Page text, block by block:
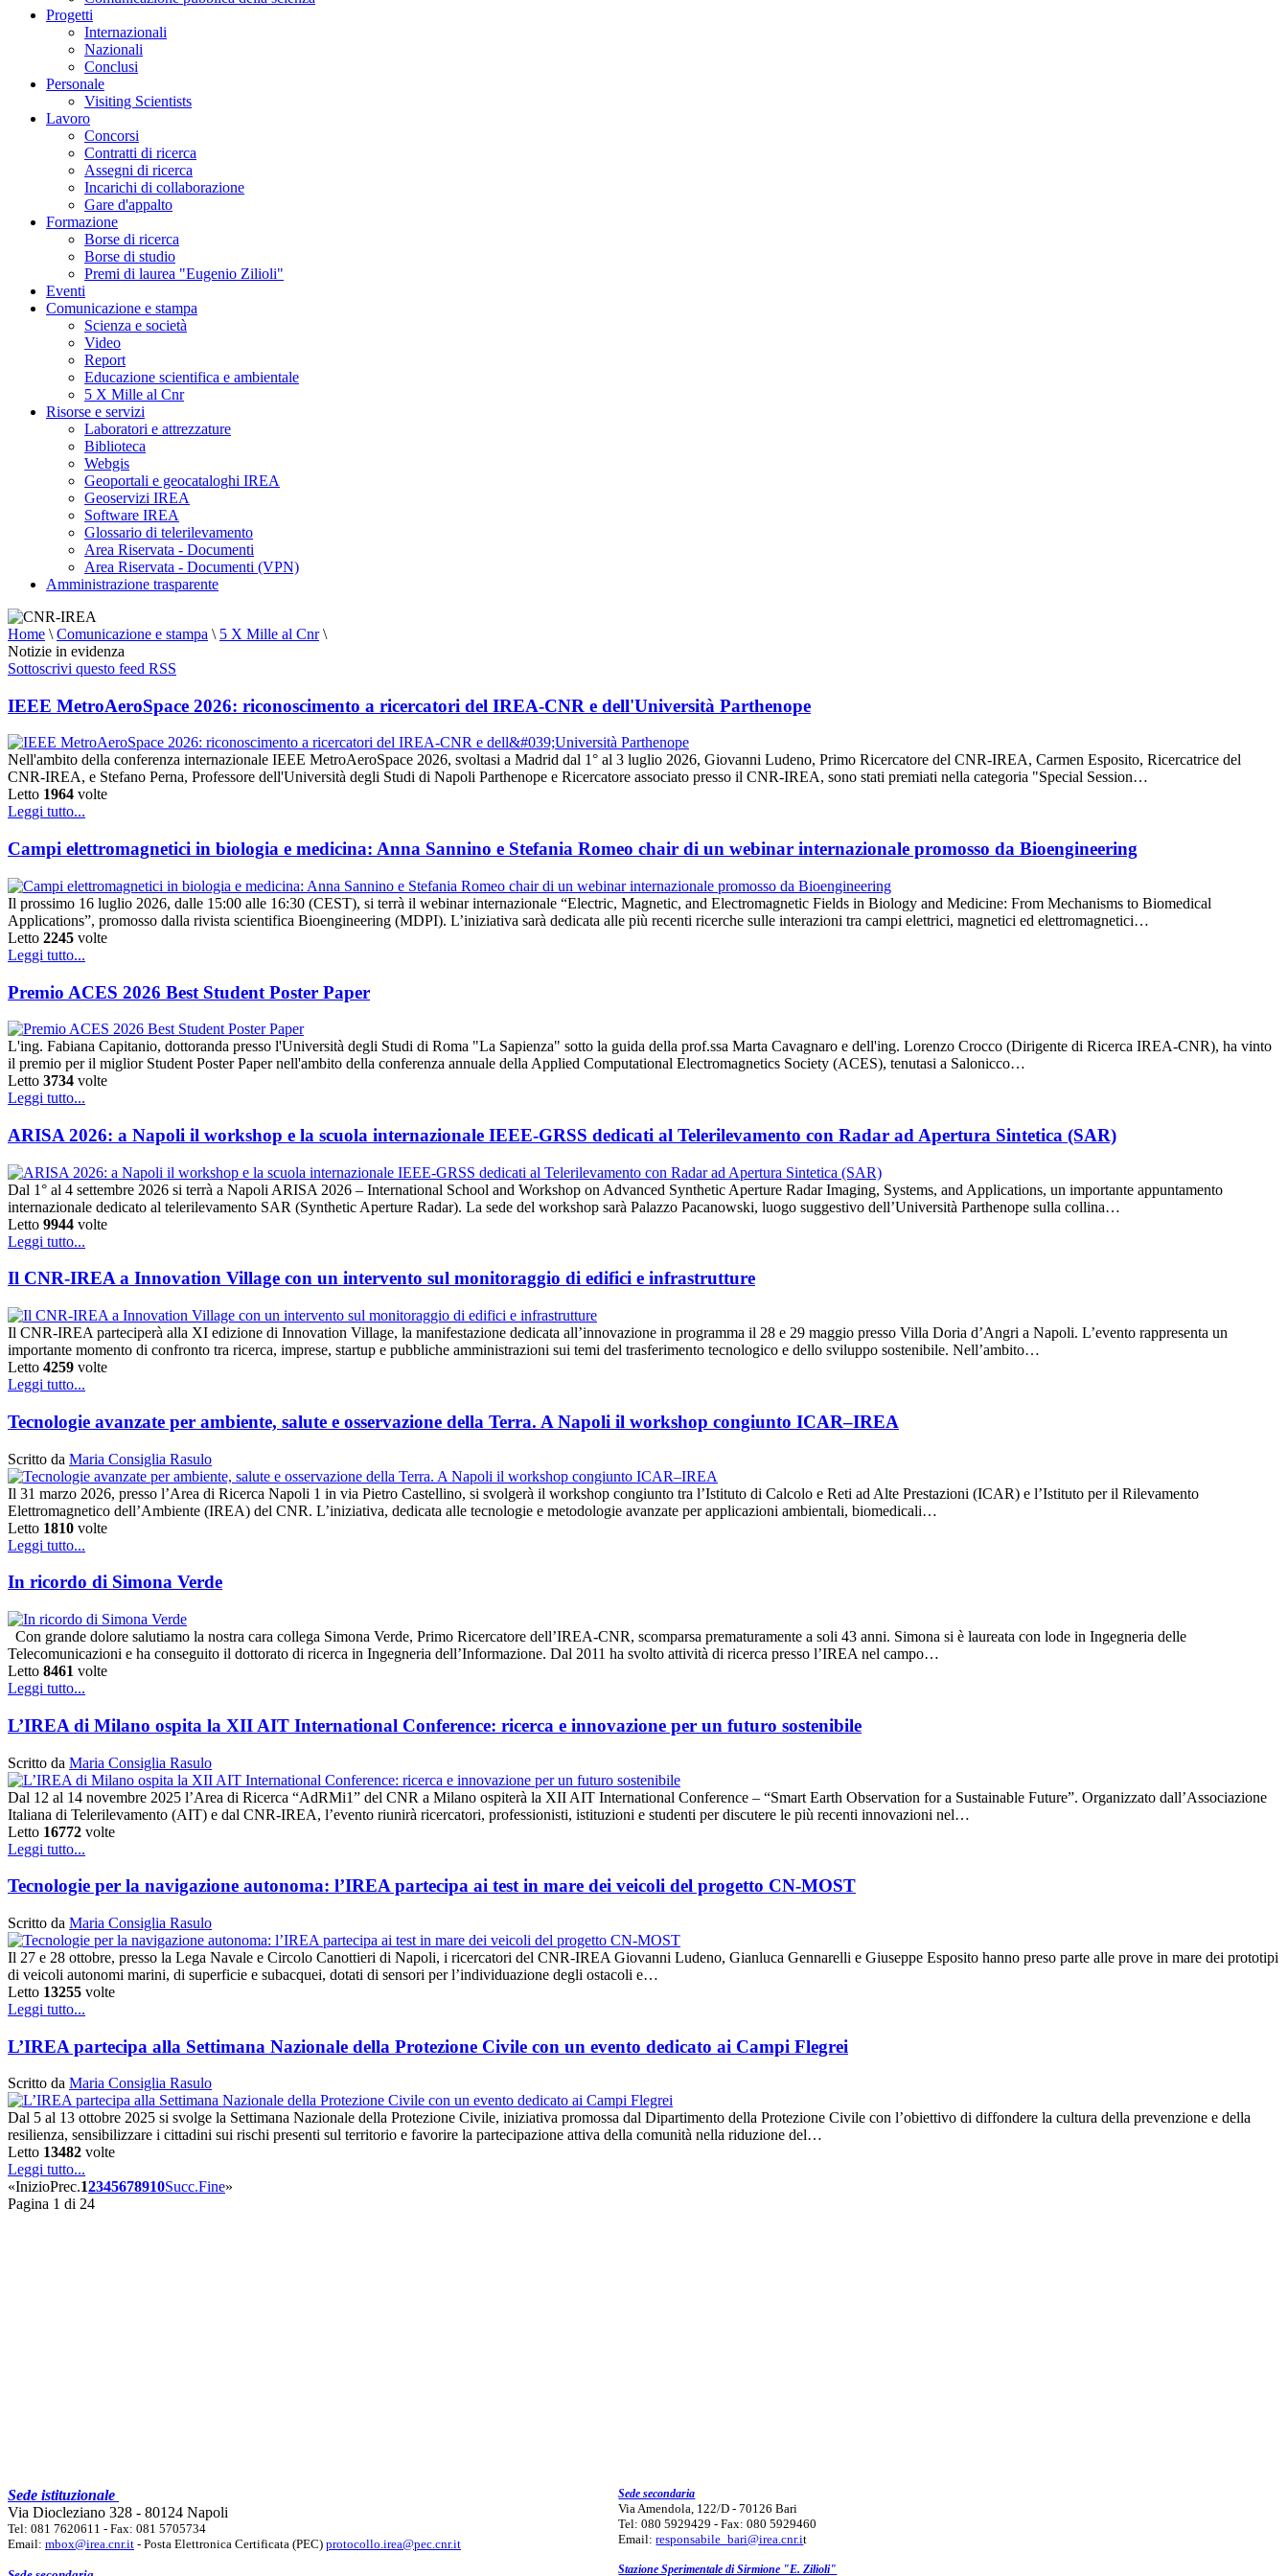
Progetti
Internazionali
Nazionali
Conclusi
Personale
Visiting Scientists
Lavoro
Concorsi
Contratti di ricerca
Assegni di ricerca
Incarichi di collaborazione
Gare d'appalto
Formazione
Borse di ricerca
Borse di studio
Premi di laurea "Eugenio Zilioli"
Eventi
Comunicazione e stampa
Scienza e società
Video
Report
Educazione scientifica e ambientale
5 X Mille al Cnr
Risorse e servizi
Laboratori e attrezzature
Biblioteca
Webgis
Geoportali e geocataloghi IREA
Geoservizi IREA
Software IREA
Glossario di telerilevamento
Area Riservata - Documenti
Area Riservata - Documenti (VPN)
Amministrazione trasparente
Home \ Comunicazione e stampa \ 5 X Mille al Cnr \
Notizie in evidenza
Sottoscrivi questo feed RSS
IEEE MetroAeroSpace 2026: riconoscimento a ricercatori del IREA-CNR e dell'Università Parthenope
Nell'ambito della conferenza internazionale IEEE MetroAeroSpace 2026, svoltasi a Madrid dal 1° al 3 luglio 2026, Giovanni Ludeno, Primo Ricercatore del CNR-IREA, Carmen Esposito, Ricercatrice del
CNR-IREA, e Stefano Perna, Professore dell'Università degli Studi di Napoli Parthenope e Ricercatore associato presso il CNR-IREA, sono stati premiati nella categoria "Special Session…
Letto 1964 volte
Leggi tutto...
Campi elettromagnetici in biologia e medicina: Anna Sannino e Stefania Romeo chair di un webinar internazionale promosso da Bioengineering
Il prossimo 16 luglio 2026, dalle 15:00 alle 16:30 (CEST), si terrà il webinar internazionale “Electric, Magnetic, and Electromagnetic Fields in Biology and Medicine: From Mechanisms to Biomedical
Applications”, promosso dalla rivista scientifica Bioengineering (MDPI). L’iniziativa sarà dedicata alle più recenti ricerche sulle interazioni tra campi elettrici, magnetici ed elettromagnetici…
Letto 2245 volte
Leggi tutto...
Premio ACES 2026 Best Student Poster Paper
L'ing. Fabiana Capitanio, dottoranda presso l'Università degli Studi di Roma "La Sapienza" sotto la guida della prof.ssa Marta Cavagnaro e dell'ing. Lorenzo Crocco (Dirigente di Ricerca IREA-CNR), ha vinto
il premio per il miglior Student Poster Paper nell'ambito della conferenza annuale della Applied Computational Electromagnetics Society (ACES), tenutasi a Salonicco…
Letto 3734 volte
Leggi tutto...
ARISA 2026: a Napoli il workshop e la scuola internazionale IEEE-GRSS dedicati al Telerilevamento con Radar ad Apertura Sintetica (SAR)
Dal 1° al 4 settembre 2026 si terrà a Napoli ARISA 2026 – International School and Workshop on Advanced Synthetic Aperture Radar Imaging, Systems, and Applications, un importante appuntamento
internazionale dedicato al telerilevamento SAR (Synthetic Aperture Radar). La sede del workshop sarà Palazzo Pacanowski, luogo suggestivo dell’Università Parthenope sulla collina…
Letto 9944 volte
Leggi tutto...
Il CNR-IREA a Innovation Village con un intervento sul monitoraggio di edifici e infrastrutture
Il CNR-IREA parteciperà alla XI edizione di Innovation Village, la manifestazione dedicata all’innovazione in programma il 28 e 29 maggio presso Villa Doria d’Angri a Napoli. L’evento rappresenta un
importante momento di confronto tra ricerca, imprese, startup e pubbliche amministrazioni sui temi del trasferimento tecnologico e dello sviluppo sostenibile. Nell’ambito…
Letto 4259 volte
Leggi tutto...
Tecnologie avanzate per ambiente, salute e osservazione della Terra. A Napoli il workshop congiunto ICAR–IREA
Scritto da Maria Consiglia Rasulo
Il 31 marzo 2026, presso l’Area di Ricerca Napoli 1 in via Pietro Castellino, si svolgerà il workshop congiunto tra l’Istituto di Calcolo e Reti ad Alte Prestazioni (ICAR) e l’Istituto per il Rilevamento
Elettromagnetico dell’Ambiente (IREA) del CNR. L’iniziativa, dedicata alle tecnologie e metodologie avanzate per applicazioni ambientali, biomedicali…
Letto 1810 volte
Leggi tutto...
In ricordo di Simona Verde
Con grande dolore salutiamo la nostra cara collega Simona Verde, Primo Ricercatore dell’IREA-CNR, scomparsa prematuramente a soli 43 anni. Simona si è laureata con lode in Ingegneria delle
Telecomunicazioni e ha conseguito il dottorato di ricerca in Ingegneria dell’Informazione. Dal 2011 ha svolto attività di ricerca presso l’IREA nel campo…
Letto 8461 volte
Leggi tutto...
L’IREA di Milano ospita la XII AIT International Conference: ricerca e innovazione per un futuro sostenibile
Scritto da Maria Consiglia Rasulo
Dal 12 al 14 novembre 2025 l’Area di Ricerca “AdRMi1” del CNR a Milano ospiterà la XII AIT International Conference – “Smart Earth Observation for a Sustainable Future”. Organizzato dall’Associazione
Italiana di Telerilevamento (AIT) e dal CNR-IREA, l’evento riunirà ricercatori, professionisti, istituzioni e studenti per discutere le più recenti innovazioni nel…
Letto 16772 volte
Leggi tutto...
Tecnologie per la navigazione autonoma: l’IREA partecipa ai test in mare dei veicoli del progetto CN-MOST
Scritto da Maria Consiglia Rasulo
Il 27 e 28 ottobre, presso la Lega Navale e Circolo Canottieri di Napoli, i ricercatori del CNR-IREA Giovanni Ludeno, Gianluca Gennarelli e Giuseppe Esposito hanno preso parte alle prove in mare dei prototipi
di veicoli autonomi marini, di superficie e subacquei, dotati di sensori per l’individuazione degli ostacoli e…
Letto 13255 volte
Leggi tutto...
L’IREA partecipa alla Settimana Nazionale della Protezione Civile con un evento dedicato ai Campi Flegrei
Scritto da Maria Consiglia Rasulo
Dal 5 al 13 ottobre 2025 si svolge la Settimana Nazionale della Protezione Civile, iniziativa promossa dal Dipartimento della Protezione Civile con l’obiettivo di diffondere la cultura della prevenzione e della
resilienza, sensibilizzare i cittadini sui rischi presenti sul territorio e favorire la partecipazione attiva della comunità nella riduzione del…
Letto 13482 volte
Leggi tutto...
«InizioPrec.12345678910Succ.Fine»
Pagina 1 di 24
Sede istituzionale
Via Diocleziano 328 - 80124 Napoli
Tel: 081 7620611 - Fax: 081 5705734
Email: mbox@irea.cnr.it - Posta Elettronica Certificata (PEC) protocollo.irea@pec.cnr.it
Sede secondaria
Via Amendola, 122/D - 70126 Bari
Tel: 080 5929429 - Fax: 080 5929460
Email:responsabile_bari@irea.cnr.it
Stazione Sperimentale di Sirmione "E. Zilioli"